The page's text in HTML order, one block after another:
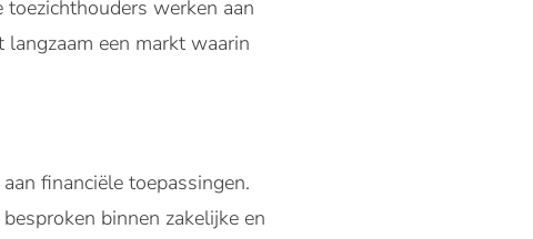
werken aan
een markt waarin
financiële toepassingen.
binnen zakelijke en